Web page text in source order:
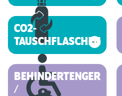
CO2-
TAUSCHFLASCHEN
/